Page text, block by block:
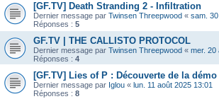
[GF.TV] Death Stranding 2 - Infiltration
Dernier message par Twinsen Threepwood « sam.
Réponses : 5
GF.TV | THE CALLISTO PROTOCOL
Dernier message par Twinsen Threepwood « mer. 20
Réponses : 4
[GF.TV] Lies of P : Découverte de la démo
Dernier message par Iglou « lun. 11 août 2025 13:01
Réponses : 8